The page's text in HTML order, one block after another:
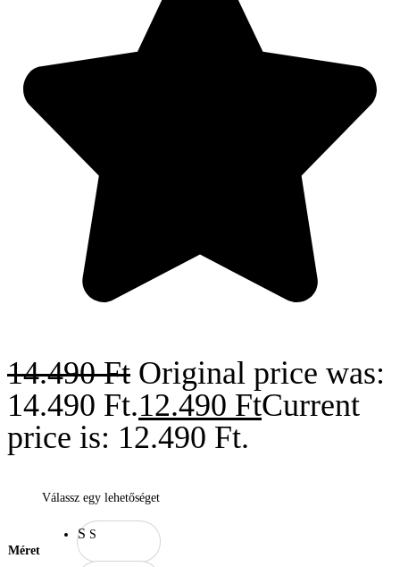
14.490Ft Original price was:
14.490 Ft.12.490 FtCurrent
price is: 12.490 Ft.
Méret
Válassz egy lehetőséget
S S